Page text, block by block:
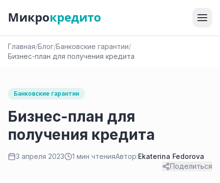
Микрокредито
Главная/Блог/Банковские гарантии/
Бизнес-план для получения кредита
Банковские гарантии
Бизнес-план для
получения кредита
3 апреля 2023 1 мин чтенияАвтор:Ekaterina Fedorova
Поделиться